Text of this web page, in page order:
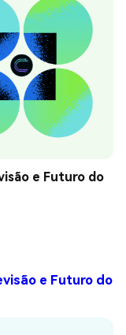
e Futuro do
e Futuro do